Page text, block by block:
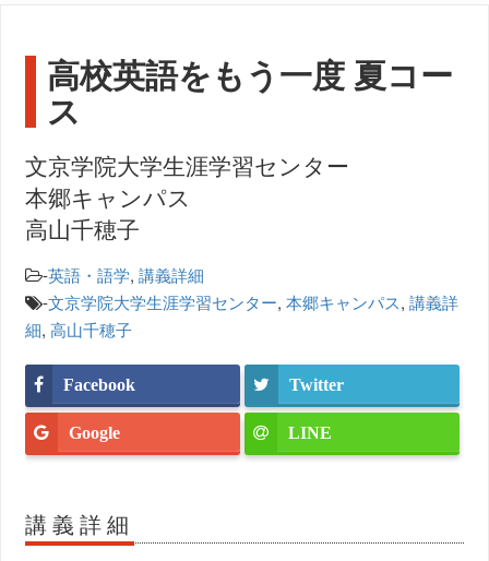
高校英語をもう一度 夏コー
ス
文京学院大学生涯学習センター
本郷キャンパス
高山千穂子
-英語・語学,講義詳細
-文京学院大学生涯学習センター,本郷キャンパス,講義詳
細,高山千穂子
Facebook Twitter
Google LINE
講義詳細